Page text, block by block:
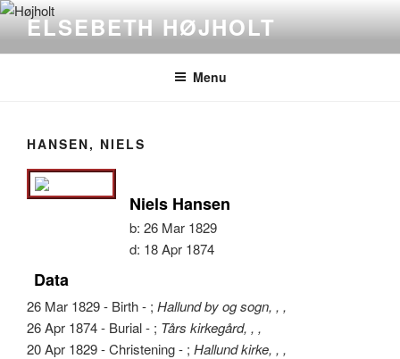
Videre
indhold
ELSEBETH HØJHOLT
Menu
HANSEN, NIELS
Niels Hansen
b: 26 Mar 1829
d: 18 Apr 1874
Data
26 Mar 1829 - Birth - ; Hallund by og sogn, , ,
26 Apr 1874 - Burial - ; Tårs kirkegård, , ,
20 Apr 1829 - Christening - ; Hallund kirke, , ,